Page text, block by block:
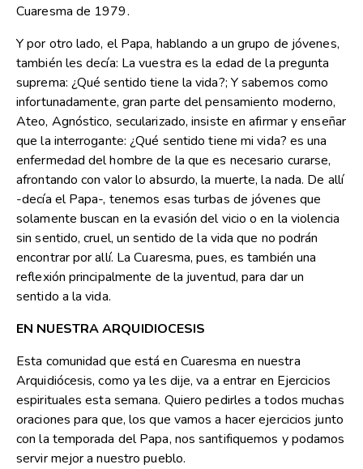
Cuaresma de 1979.
Y por otro lado, el Papa, hablando a un grupo de jóvenes,
también les decía: La vuestra es la edad de la pregunta
suprema: ¿Qué sentido tiene la vida?; Y sabemos como
infortunadamente, gran parte del pensamiento moderno,
Ateo, Agnóstico, secularizado, insiste en afirmar y enseñar
que la interrogante: ¿Qué sentido tiene mi vida? es una
enfermedad del hombre de la que es necesario curarse,
afrontando con valor lo absurdo, la muerte, la nada. De allí
-decía el Papa-, tenemos esas turbas de jóvenes que
solamente buscan en la evasión del vicio o en la violencia
sin sentido, cruel, un sentido de la vida que no podrán
encontrar por allí. La Cuaresma, pues, es también una
reflexión principalmente de la juventud, para dar un
sentido a la vida.
EN NUESTRA ARQUIDIOCESIS
Esta comunidad que está en Cuaresma en nuestra
Arquidiócesis, como ya les dije, va a entrar en Ejercicios
espirituales esta semana. Quiero pedirles a todos muchas
oraciones para que, los que vamos a hacer ejercicios junto
con la temporada del Papa, nos santifiquemos y podamos
servir mejor a nuestro pueblo.